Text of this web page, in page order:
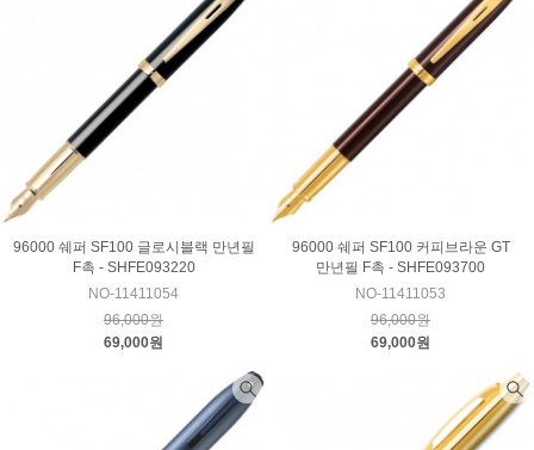
96000 쉐퍼 SF100 글로시블랙 만년필
F촉 - SHFE093220
NO-11411054
96,000원
69,000원
96000 쉐퍼 SF100 커피브라운 GT
만년필 F촉 - SHFE093700
NO-11411053
96,000원
69,000원